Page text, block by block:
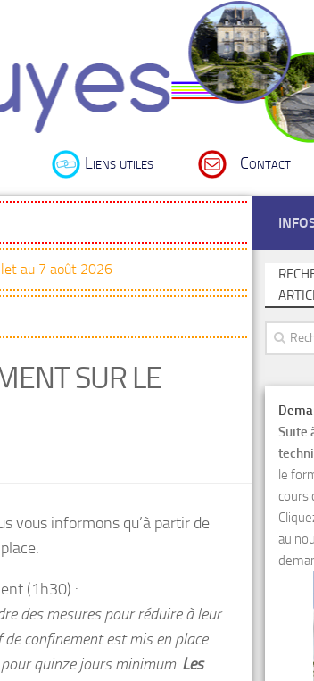
Liens utiles Contact
au 7 août 2026
SUR LE
vous informons qu’à partir de
(1h30) :
des mesures pour réduire à leur
confinement est mis en place
quinze jours minimum. Les
Suite
le
cours
au